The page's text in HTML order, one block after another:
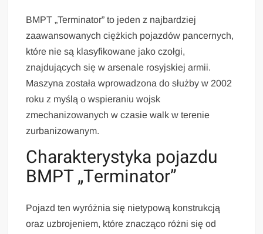
BMPT „Terminator” to jeden z najbardziej
zaawansowanych ciężkich pojazdów pancernych,
które nie są klasyfikowane jako czołgi,
znajdujących się w arsenale rosyjskiej armii.
Maszyna została wprowadzona do służby w 2002
roku z myślą o wspieraniu wojsk
zmechanizowanych w czasie walk w terenie
zurbanizowanym.
Charakterystyka pojazdu
BMPT „Terminator”
Pojazd ten wyróżnia się nietypową konstrukcją
oraz uzbrojeniem, które znacząco różni się od